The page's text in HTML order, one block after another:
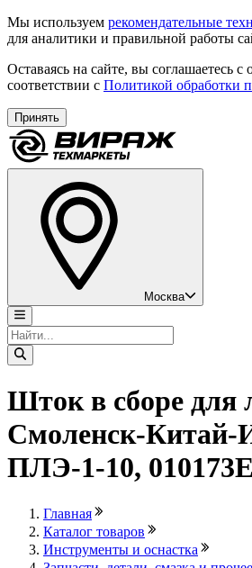
Мы используем рекомендательные
для аналитики и правильной работы
Оставаясь на сайте, вы соглашаетесь
соответствии с Политикой обработки
Принять
Москва
Шток в сборе для
Смоленск-Китай-
ПЛЭ-1-10, 010173E
Главная
Каталог товаров
Инструменты и оснастка